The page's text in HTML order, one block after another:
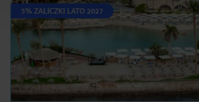
5% ZALICZKI LATO 2027